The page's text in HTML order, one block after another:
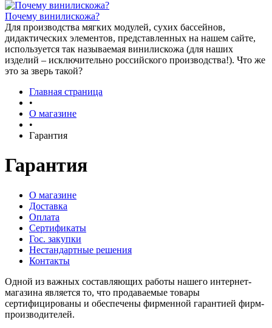
Почему винилискожа?
Для производства мягких модулей, сухих бассейнов,
дидактических элементов, представленных на нашем сайте,
используется так называемая винилискожа (для наших
изделий – исключительно российского производства!). Что же
это за зверь такой?
Главная страница
•
О магазине
•
Гарантия
Гарантия
О магазине
Доставка
Оплата
Сертификаты
Гос. закупки
Нестандартные решения
Контакты
Одной из важных составляющих работы нашего интернет-
магазина является то, что продаваемые товары
сертифицированы и обеспечены фирменной гарантией фирм-
производителей.